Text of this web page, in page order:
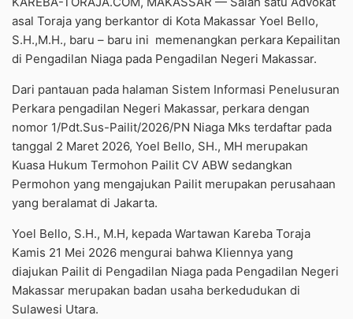
asal Toraja yang berkantor di Kota Makassar Yoel Bello,
S.H.,M.H., baru – baru ini memenangkan perkara Kepailitan
di Pengadilan Niaga pada Pengadilan Negeri Makassar.
Dari pantauan pada halaman Sistem Informasi Penelusuran
Perkara pengadilan Negeri Makassar, perkara dengan
nomor 1/Pdt.Sus-Pailit/2026/PN Niaga Mks terdaftar pada
tanggal 2 Maret 2026, Yoel Bello, SH., MH merupakan
Kuasa Hukum Termohon Pailit CV ABW sedangkan
Permohon yang mengajukan Pailit merupakan perusahaan
yang beralamat di Jakarta.
Yoel Bello, S.H., M.H, kepada Wartawan Kareba Toraja
Kamis 21 Mei 2026 mengurai bahwa Kliennya yang
diajukan Pailit di Pengadilan Niaga pada Pengadilan Negeri
Makassar merupakan badan usaha berkedudukan di
Sulawesi Utara.